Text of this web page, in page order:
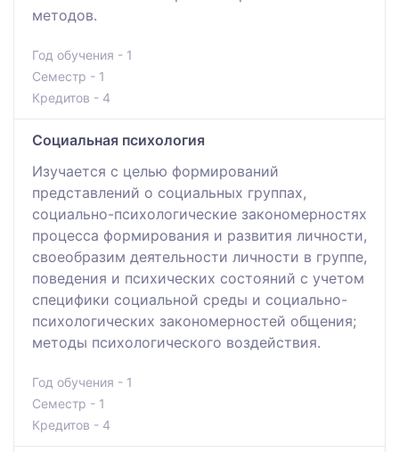
методов.
Год обучения - 1
Семестр - 1
Кредитов - 4
Социальная психология
Изучается с целью формирований
представлений о социальных группах,
социально-психологические закономерностях
процесса формирования и развития личности,
своеобразим деятельности личности в группе,
поведения и психических состояний с учетом
специфики социальной среды и социально-
психологических закономерностей общения;
методы психологического воздействия.
Год обучения - 1
Семестр - 1
Кредитов - 4